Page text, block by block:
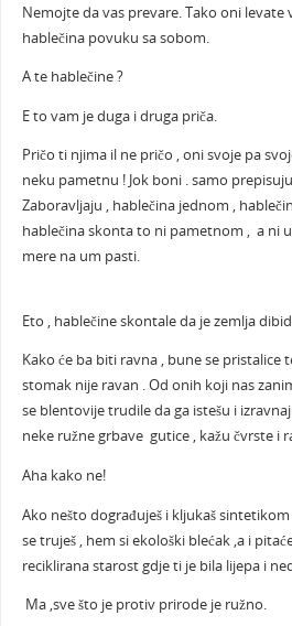
Nemojte da vas prevare. Tako oni
hablečina povuku sa sobom.
A te hablečine ?
E to vam je duga i druga priča.
Pričo ti njima il ne pričo , oni svoje pa
neku pametnu ! Jok boni . samo
Zaboravljaju , hablečina jednom ,
hablečina skonta to ni pametnom , a ni
mere na um pasti.
Eto , hablečine skontale da je zemlja
Kako će ba biti ravna , bune se pristalice
stomak nije ravan . Od onih koji nas
se blentovije trudile da ga istešu i
neke ružne grbave gutice , kažu čvrste i
Aha kako ne!
Ako nešto dograđuješ i kljukaš
se truješ , hem si ekološki blećak ,a i
reciklirana starost gdje ti je bila lijepa i
Ma ,sve što je protiv prirode je ružno.